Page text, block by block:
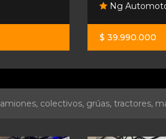
Ng
$ 39.990.000
colectivos, grúas, tractores,